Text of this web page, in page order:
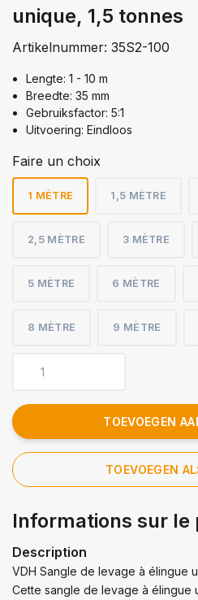
unique, 1,5 tonnes
Artikelnummer: 35S2-100
Lengte: 1 - 10 m
Breedte: 35 mm
Gebruiksfactor: 5:1
Uitvoering: Eindloos
Faire un choix
1 MÈTRE 1,5 MÈTRE
2,5 MÈTRE 3 MÈTRE
5 MÈTRE 6 MÈTRE
8 MÈTRE 9 MÈTRE
TOEVOEGEN
TOEVOEGEN
Informations sur le
Description
VDH Sangle de levage à élingue
Cette sangle de levage à élingue